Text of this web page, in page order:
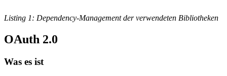
Listing 1: Dependency-Management der verwendeten Bibliotheken
OAuth 2.0
Was es ist